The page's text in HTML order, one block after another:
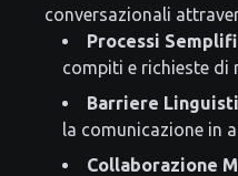
conversazionali
Processi
compiti e richieste di
Barriere
la comunicazione in
Collaborazione